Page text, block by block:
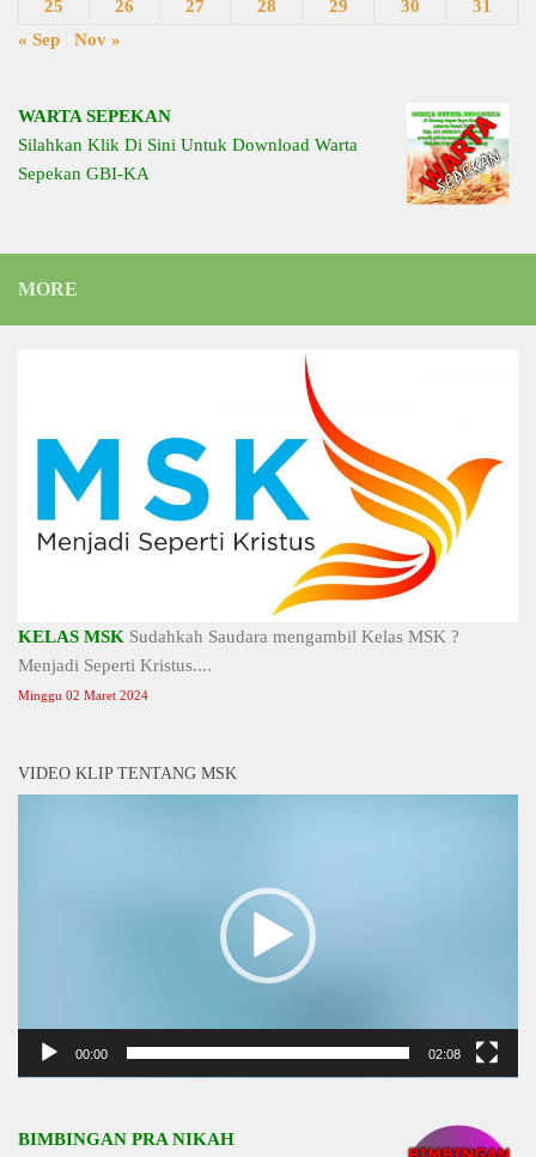
25 26 27 28 29 30
31
« Sep
Nov »
WARTA SEPEKAN
Silahkan Klik Di Sini Untuk Download Warta
Sepekan GBI-KA
MORE
KELAS MSK Sudahkah Saudara mengambil Kelas MSK ?
Menjadi Seperti Kristus....
Minggu 02 Maret 2024
VIDEO KLIP TENTANG MSK
00:00 02:08
BIMBINGAN PRA NIKAH